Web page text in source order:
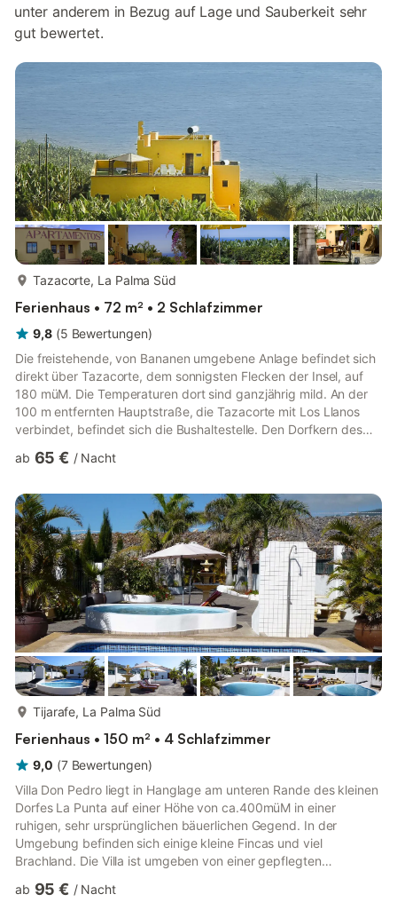
unter anderem in Bezug auf Lage und Sauberkeit sehr
gut bewertet.
Tazacorte, La Palma Süd
Ferienhaus • 72 m² • 2 Schlafzimmer
9,8 (5 Bewertungen)
Die freistehende, von Bananen umgebene Anlage befindet sich
direkt über Tazacorte, dem sonnigsten Flecken der Insel, auf
180 müM. Die Temperaturen dort sind ganzjährig mild. An der
100 m entfernten Hauptstraße, die Tazacorte mit Los Llanos
verbindet, befindet sich die Bushaltestelle. Den Dorfkern des
erreichen Sie zu Fuss in knapp 10 Minuten, mit dem Auto in 3
Banken, Restaurants und Bars. In 6 Autominuten sind Sie am
Strand, die Stadt Los Llanos erreichen Sie in 8 Minute...
ab 65 € / Nacht
Tijarafe, La Palma Süd
Ferienhaus • 150 m² • 4 Schlafzimmer
9,0 (7 Bewertungen)
Villa Don Pedro liegt in Hanglage am unteren Rande des kleinen
Dorfes La Punta auf einer Höhe von ca.400müM in einer
ruhigen, sehr ursprünglichen bäuerlichen Gegend. In der
Umgebung befinden sich einige kleine Fincas und viel
Brachland. Die Villa ist umgeben von einer gepflegten
Sitzbereichen und Liegeflächen. Das Anwesen ist nach Westen
ab 95 € / Nacht